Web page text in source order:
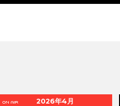
2026年4月
ON AIR